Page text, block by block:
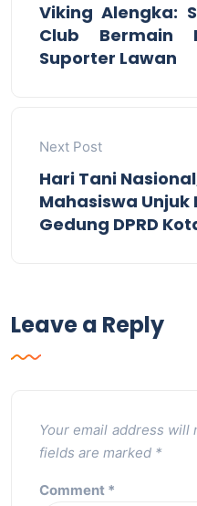
Viking Alengka:
Club Bermain
Suporter Lawan
Next Post
Hari Tani
Mahasiswa Unjuk
Gedung DPRD
Leave a Reply
Your email address will
fields are marked *
Comment *